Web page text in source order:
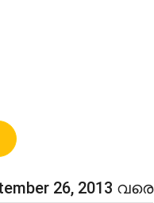
26, 2013 വരെ